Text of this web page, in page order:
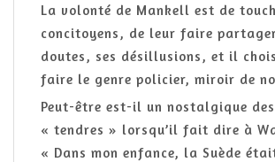
La volonté de Mankell est de
concitoyens, de leur faire
doutes, ses désillusions, et il
faire le genre policier, miroir de
Peut-être est-il un nostalgique des
« tendres » lorsqu’il fait dire à
« Dans mon enfance, la Suède